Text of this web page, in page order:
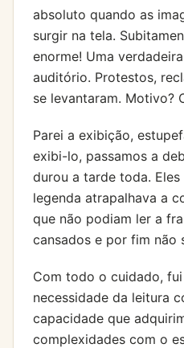
absoluto quando as
surgir na tela.
enorme! Uma
auditório. Protestos,
se levantaram. Motivo?
Parei a exibição,
exibi-lo, passamos a
durou a tarde toda.
legenda atrapalhava a
que não podiam ler a
cansados e por fim não
Com todo o cuidado,
necessidade da leitura
capacidade que
complexidades com o